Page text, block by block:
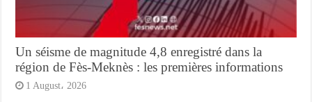
Un séisme de magnitude 4,8 enregistré dans la
région de Fès-Meknès : les premières informations
1 August، 2026